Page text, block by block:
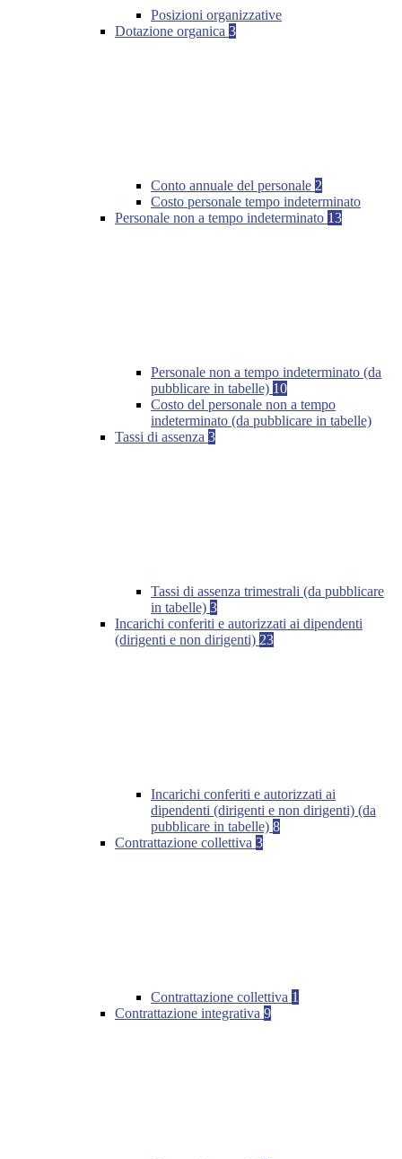
Posizioni organizzative
Dotazione organica 3
Conto annuale del personale 2
Costo personale tempo indeterminato
Personale non a tempo indeterminato 13
Personale non a tempo indeterminato (da
pubblicare in tabelle) 10
Costo del personale non a tempo
indeterminato (da pubblicare in tabelle)
Tassi di assenza 3
Tassi di assenza trimestrali (da pubblicare
in tabelle) 3
Incarichi conferiti e autorizzati ai dipendenti
(dirigenti e non dirigenti) 23
Incarichi conferiti e autorizzati ai
dipendenti (dirigenti e non dirigenti) (da
pubblicare in tabelle) 8
Contrattazione collettiva 3
Contrattazione collettiva 1
Contrattazione integrativa 9